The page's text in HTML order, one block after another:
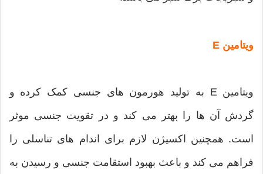
ویتامین E
ویتامین E به تولید هورمون های جنسی کمک کرده و
گردش آن ها را بهتر می کند و در تقویت جنسی موثر
است. همچنین اکسیژن لازم برای اندام های تناسلی را
فراهم می کند و باعث بهبود استقامت جنسی و رسیدن به